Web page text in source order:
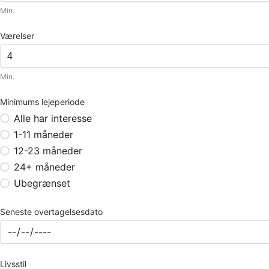
Min.
Værelser
Min.
Minimums lejeperiode
Alle har interesse
1-11 måneder
12-23 måneder
24+ måneder
Ubegrænset
Seneste overtagelsesdato
Livsstil